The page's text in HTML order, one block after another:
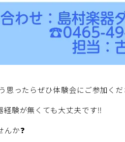
思ったらぜひ体験会にご参加く
験が無くても大丈夫です‼
か❓